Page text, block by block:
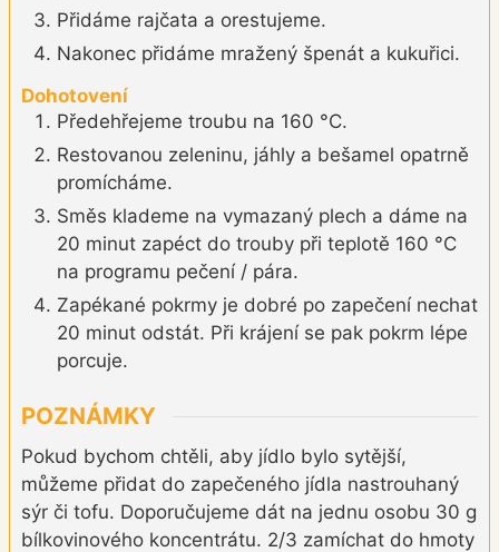
Přidáme rajčata a orestujeme.
Nakonec přidáme mražený špenát a kukuřici.
Dohotovení
Předehřejeme troubu na 160 °C.
Restovanou zeleninu, jáhly a bešamel opatrně
promícháme.
Směs klademe na vymazaný plech a dáme na
20 minut zapéct do trouby při teplotě 160 °C
na programu pečení / pára.
Zapékané pokrmy je dobré po zapečení nechat
20 minut odstát. Při krájení se pak pokrm lépe
porcuje.
POZNÁMKY
Pokud bychom chtěli, aby jídlo bylo sytější,
můžeme přidat do zapečeného jídla nastrouhaný
sýr či tofu. Doporučujeme dát na jednu osobu 30 g
bílkovinového koncentrátu. 2/3 zamíchat do hmoty